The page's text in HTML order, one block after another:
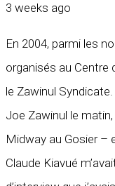
3 weeks ago
En 2004, parmi les
organisés au Centre
le Zawinul
Joe Zawinul le
Midway au Gosier –
Claude Kiavué